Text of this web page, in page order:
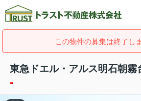
この物件の募集は終了し
東急ドエル・アルス明石朝霧
-